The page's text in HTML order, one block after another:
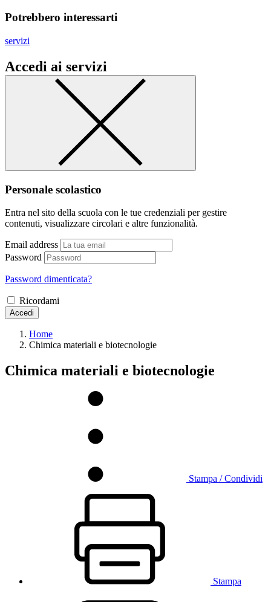
Potrebbero interessarti
servizi
Accedi ai servizi
Personale scolastico
Entra nel sito della scuola con le tue credenziali per gestire
contenuti, visualizzare circolari e altre funzionalità.
Email address
Password
Password dimenticata?
Ricordami
Accedi
Home
Chimica materiali e biotecnologie
Chimica materiali e biotecnologie
Stampa / Condividi
Stampa